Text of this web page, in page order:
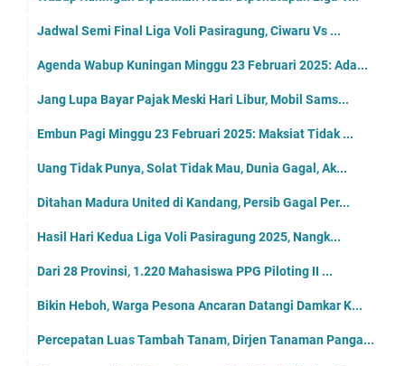
Jadwal Semi Final Liga Voli Pasiragung, Ciwaru Vs ...
Agenda Wabup Kuningan Minggu 23 Februari 2025: Ada...
Jang Lupa Bayar Pajak Meski Hari Libur, Mobil Sams...
Embun Pagi Minggu 23 Februari 2025: Maksiat Tidak ...
Uang Tidak Punya, Solat Tidak Mau, Dunia Gagal, Ak...
Ditahan Madura United di Kandang, Persib Gagal Per...
Hasil Hari Kedua Liga Voli Pasiragung 2025, Nangk...
Dari 28 Provinsi, 1.220 Mahasiswa PPG Piloting II ...
Bikin Heboh, Warga Pesona Ancaran Datangi Damkar K...
Percepatan Luas Tambah Tanam, Dirjen Tanaman Panga...